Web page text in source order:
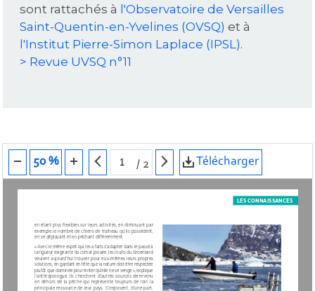
sont rattachés à l'Observatoire de Versailles
Saint-Quentin-en-Yvelines (OVSQ) et à
l'Institut Pierre-Simon Laplace (IPSL).
> Revue UVSQ n°11
50 % / 2 Télécharger
en étant plus flexibles sur leurs activités, en diminuant par
exemple le nombre de chiens de traîneau qu’ils possèdent,
en se déplaçant et en pêchant différemment.
« Avec le même esprit qui les a faits s’adapter dans le passé à
la rigueur exigeante du climat polaire, les Inuits du Groenland
veulent aujourd’hui trouver pour eux-mêmes leurs propres
solutions, en gardant en tête que la nature doit être respectée
plutôt que dominée pour éviter qu’elle ne se venge », explique
l’anthropologue. Ils cherchent d’autres sources de revenu
en dehors de la pêche qui représente toujours de loin la
principale ressource de leur pays. S’imposent, d’une part,
LES CONNAISSANCES